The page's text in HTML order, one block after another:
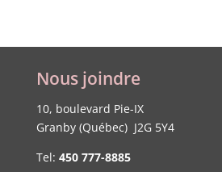
Nous joindre
10, boulevard Pie-IX
Granby (Québec) J2G 5Y4
Tel: 450 777-8885